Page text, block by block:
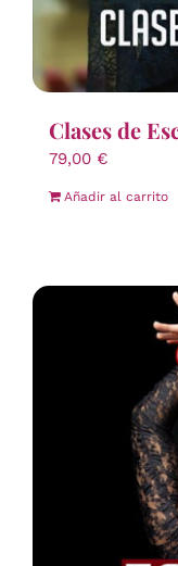
Clases de
79,00 €
Añadir al carrito